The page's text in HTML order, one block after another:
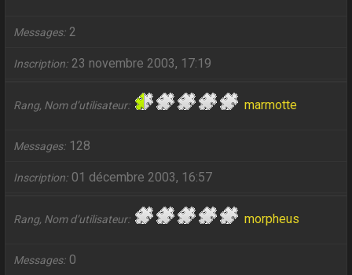
Messages 2
Inscription 23 novembre 2003, 17:19
Rang, Nom d’utilisateur marmotte
Messages 128
Inscription 01 décembre 2003, 16:57
Rang, Nom d’utilisateur morpheus
Messages 0